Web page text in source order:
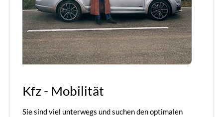
Kfz - Mobilität
Sie sind viel unterwegs und suchen den optimalen